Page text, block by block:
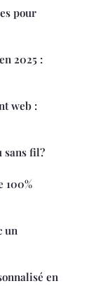
pour
2025 :
web :
sans fil?
100%
un
en